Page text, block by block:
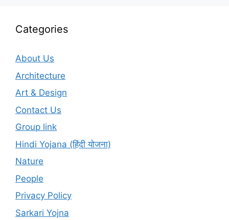
Categories
About Us
Architecture
Art & Design
Contact Us
Group link
Hindi Yojana (हिंदी योजना)
Nature
People
Privacy Policy
Sarkari Yojna